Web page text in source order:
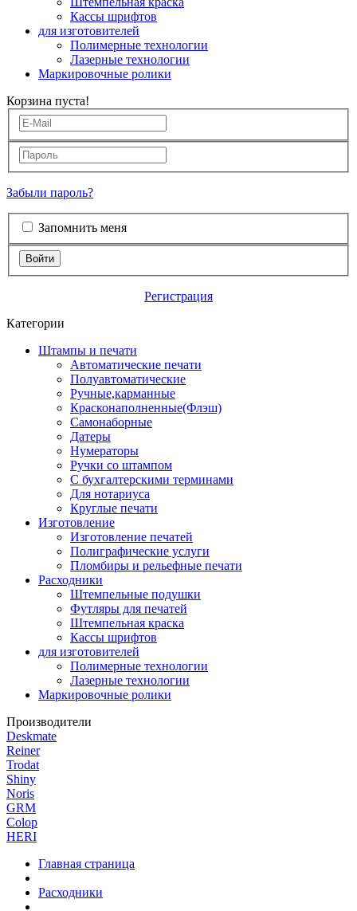
Кассы шрифтов
для изготовителей
Полимерные технологии
Лазерные технологии
Маркировочные ролики
Корзина пуста!
Забыли пароль?
Запомнить меня
Войти
Регистрация
Категории
Штампы и печати
Автоматические печати
Полуавтоматические
Ручные,карманные
Красконаполненные(Флэш)
Самонаборные
Датеры
Нумераторы
Ручки со штампом
С бухгалтерскими терминами
Для нотариуса
Круглые печати
Изготовление
Изготовление печатей
Полиграфические услуги
Пломбиры и рельефные печати
Расходники
Штемпельные подушки
Футляры для печатей
Штемпельная краска
Кассы шрифтов
для изготовителей
Полимерные технологии
Лазерные технологии
Маркировочные ролики
Производители
Deskmate
Reiner
Trodat
Shiny
Noris
GRM
Colop
HERI
Главная страница
Расходники